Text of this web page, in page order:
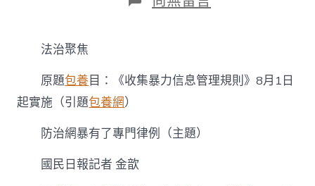
〈防
有
了
律
例：
法治聚焦
原題包養 目：《收集暴力信息管理規則》8月1日
起實施（引題包養網）
防治網暴有了專門律例（主題）
國民日報記者 金歆